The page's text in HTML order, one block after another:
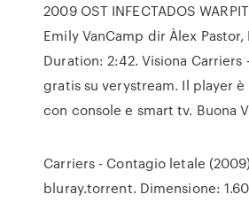
2009 OST INFECTADOS
Emily VanCamp dir Àlex Pastor,
Duration: 2:42. Visiona
gratis su verystream. Il player
con console e smart tv. Buona
Carriers - Contagio letale
bluray.torrent. Dimensione: